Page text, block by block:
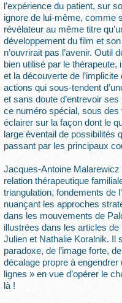
l’expérience du patient, sur
ignore de lui-même, comme
révélateur au même titre
développement du film et
n’ouvrirait pas l’avenir. Outil
bien utilisé par le
et la découverte de
actions qui sous-tendent
et sans doute d’entrevoir
ce numéro spécial, sous
éclairer sur la façon dont le
large éventail de possibilités
passant par les principaux
Jacques-Antoine
relation thérapeutique
triangulation, fondements de
nuançant les approches
dans les mouvements de
illustrées dans les articles
Julien et Nathalie Koralnik. Il
paradoxe, de l’image forte,
décalage propre à
lignes » en vue d’opérer le
là !